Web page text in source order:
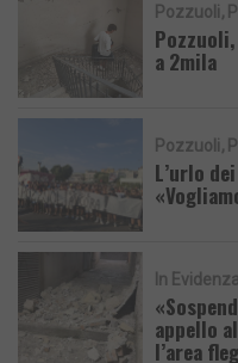
Pozzuoli
a 2mila
Pozzuoli
L’urlo
In Evidenza
appello
l’area